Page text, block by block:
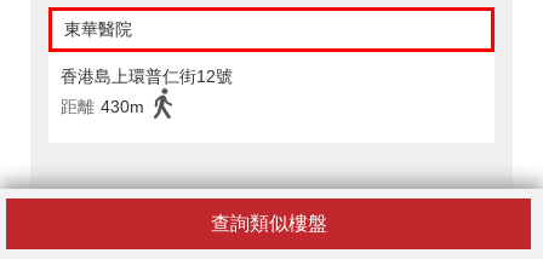
查詢類似樓盤
東華醫院
香港島上環普仁街12號
距離 430m
縉城峰1座附近的配套設施